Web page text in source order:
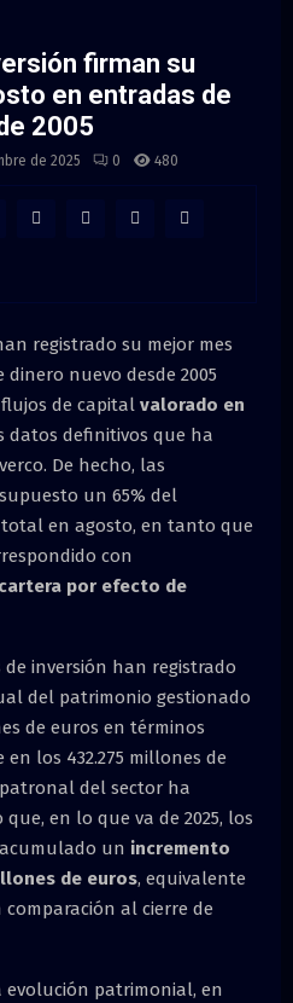
firman su
en entradas de
2005
de 2025 0 480
registrado su mejor mes
nuevo desde 2005
de capital valorado en
datos definitivos que ha
De hecho, las
un 65% del
en agosto, en tanto que
con
por efecto de
inversión han registrado
del patrimonio gestionado
de euros en términos
los 432.275 millones de
del sector ha
en lo que va de 2025, los
un incremento
de euros, equivalente
comparación al cierre de
patrimonial, en